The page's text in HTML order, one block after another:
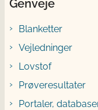
Genveje
Blanketter
Vejledninger
Lovstof
Prøveresultater
Portaler,